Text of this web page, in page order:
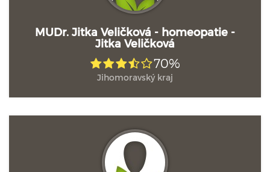
MUDr. Jitka Veličková - homeopatie -
Jitka Veličková
70%
Jihomoravský kraj